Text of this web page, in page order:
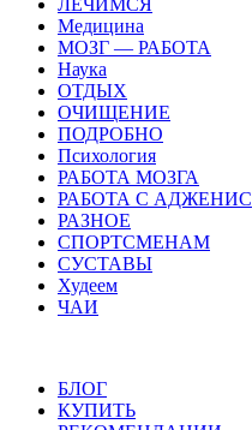
Медицина
МОЗГ — РАБОТА
Наука
ОТДЫХ
ОЧИЩЕНИЕ
ПОДРОБНО
Психология
РАБОТА МОЗГА
РАБОТА С АДЖЕНИС
РАЗНОЕ
СПОРТСМЕНАМ
СУСТАВЫ
Худеем
ЧАИ
БЛОГ
КУПИТЬ